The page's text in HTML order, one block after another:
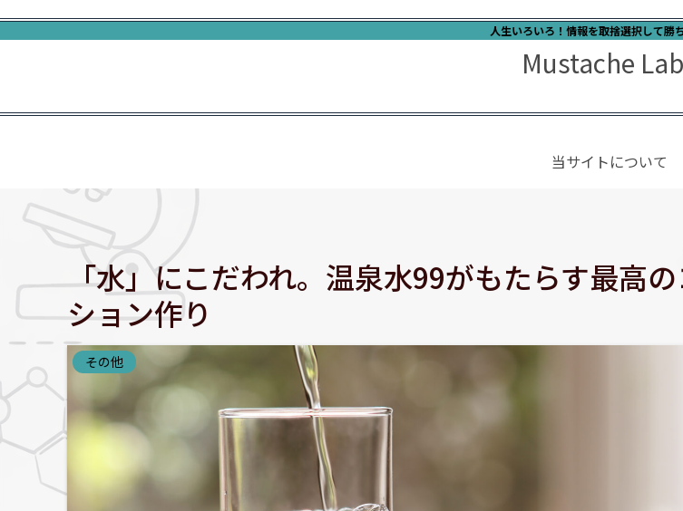
人生いろいろ！情報を取捨選択して勝
Mustache
当サイトについて
「水」にこだわれ。温泉水99がもたらす最高の
ション作り
その他